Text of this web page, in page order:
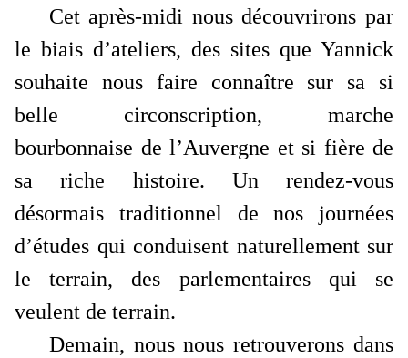
Cet après-midi nous découvrirons par
le biais d’ateliers, des sites que Yannick
souhaite nous faire connaître sur sa si
belle circonscription, marche
bourbonnaise de l’Auvergne et si fière de
sa riche histoire. Un rendez-vous
désormais traditionnel de nos journées
d’études qui conduisent naturellement sur
le terrain, des parlementaires qui se
veulent de terrain.
Demain, nous nous retrouverons dans